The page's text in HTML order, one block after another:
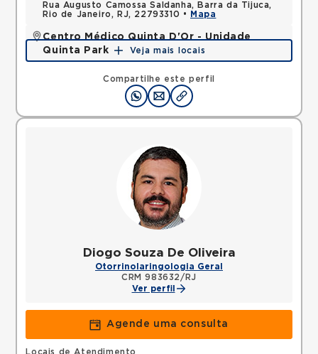
Compartilhe este perfil
Rua Augusto Camossa Saldanha, Barra da Tijuca,
Rio de Janeiro, RJ, 22793310 •
Mapa
Centro Médico Quinta D'Or - Unidade
Quinta Park
Rua Almirante Baltazar, Sao Cristovao, Rio de
Janeiro, RJ, 20941150 •
Mapa
Veja mais locais
Diogo Souza De Oliveira
Otorrinolaringologia Geral
CRM 983632/RJ
Ver perfil
Agende uma consulta
Locais de Atendimento